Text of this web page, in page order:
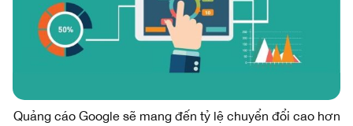
Quảng cáo Google sẽ mang đến tỷ lệ chuyển đổi cao hơn